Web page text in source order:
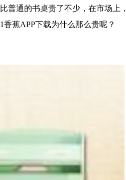
通的书桌贵了不少，在市场上
香蕉APP下载为什么那么贵呢？